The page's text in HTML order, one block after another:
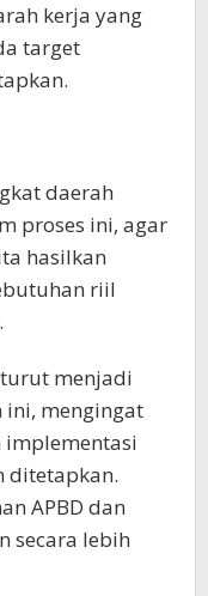
kerja yang
target
daerah
proses ini, agar
hasilkan
riil
turut menjadi
mengingat
ditetapkan.
APBD dan
secara lebih